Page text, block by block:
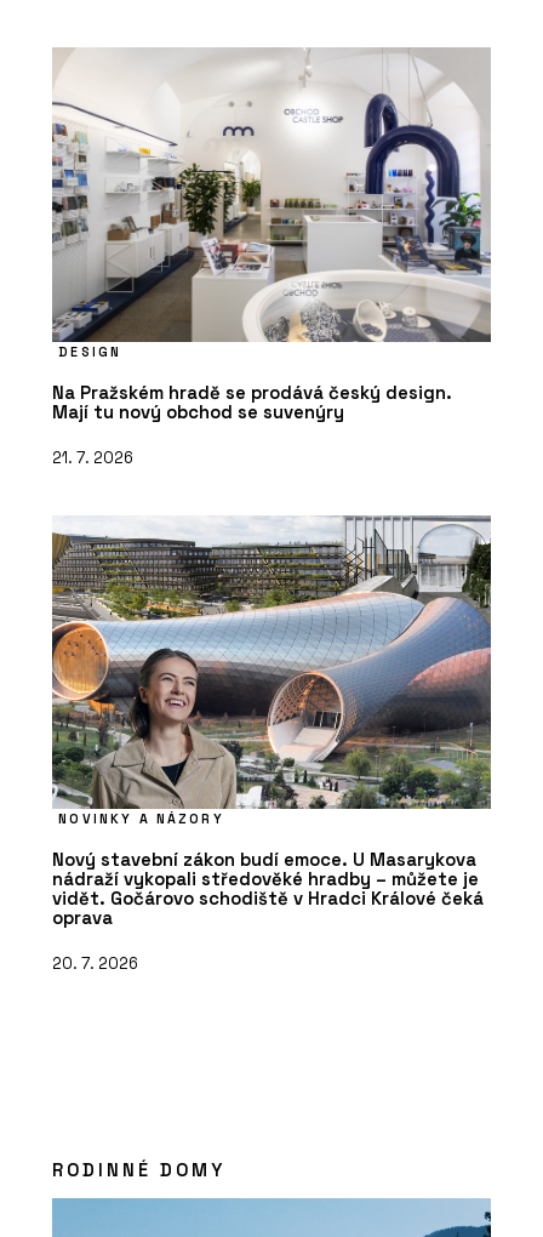
DESIGN
Na Pražském hradě se prodává český design.
Mají tu nový obchod se suvenýry
21. 7. 2026
NOVINKY A NÁZORY
Nový stavební zákon budí emoce. U Masarykova
nádraží vykopali středověké hradby – můžete je
vidět. Gočárovo schodiště v Hradci Králové čeká
oprava
20. 7. 2026
RODINNÉ DOMY